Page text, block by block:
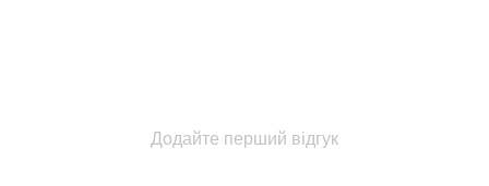
Додайте перший відгук